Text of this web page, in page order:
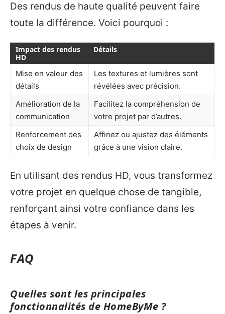
Des rendus de haute qualité peuvent faire
toute la différence. Voici pourquoi :
Impact des rendus
HD
Détails
Mise en valeur des
détails
Les textures et lumières sont
révélées avec précision.
Amélioration de la
communication
Facilitez la compréhension de
votre projet par d’autres.
Renforcement des
choix de design
Affinez ou ajustez des éléments
grâce à une vision claire.
En utilisant des rendus HD, vous transformez
votre projet en quelque chose de tangible,
renforçant ainsi votre confiance dans les
étapes à venir.
FAQ
Quelles sont les principales
fonctionnalités de HomeByMe ?